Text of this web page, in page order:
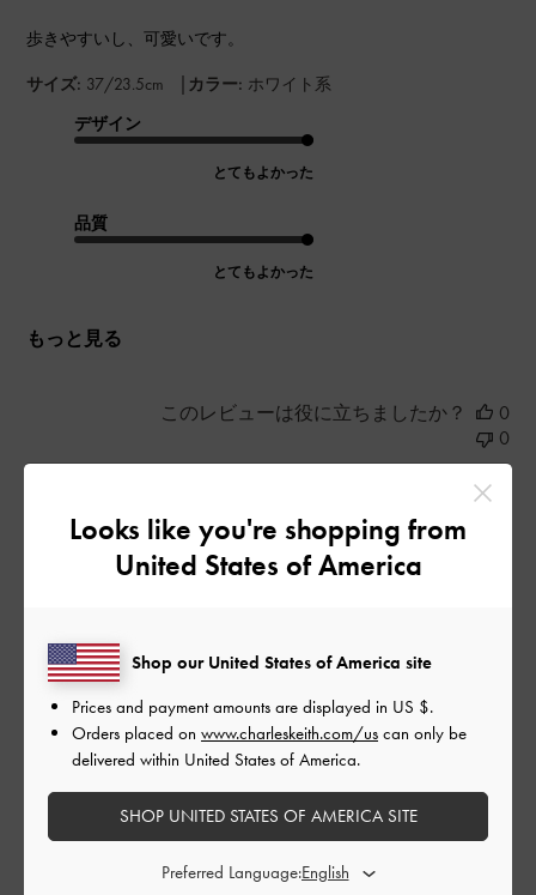
歩きやすいし、可愛いです。
サイズ: 37/23.5cm | カラー: ホワイト系
デザイン
とてもよかった
品質
とてもよかった
もっと見る
このレビューは役に立ちましたか？
0
0
ご利用者様
春靴のため購入
白いから汚れるけどウェットティッシュで拭いたらすぐ取れま
す！
サイズ: 37/23.5cm |カラー: ホワイト系
デザイン
とてもよかった
2024-04-11
Looks like you're shopping from
United States of America
Shop our United States of America site
Prices and payment amounts are displayed in US $.
Orders placed on www.charleskeith.com/us can only be
delivered within United States of America.
SHOP UNITED STATES OF AMERICA SITE
Preferred Language: